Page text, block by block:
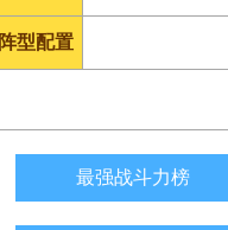
阵型配置
最强战斗力榜